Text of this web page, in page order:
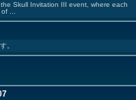
Skull Invitation III event, where each
of ...
。